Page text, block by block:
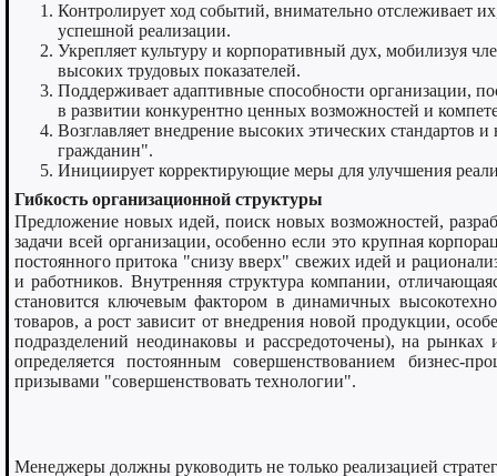
Контролирует ход событий, внимательно отслеживает
успешной реализации.
Укрепляет культуру и корпоративный дух, мобилизуя
высоких трудовых показателей.
Поддерживает адаптивные способности организации,
в развитии конкурентно ценных возможностей и
Возглавляет внедрение высоких этических стандартов
гражданин".
Инициирует корректирующие меры для улучшения
Гибкость организационной структуры
Предложение новых идей, поиск новых возможностей,
задачи всей организации, особенно если это крупная
постоянного притока "снизу вверх" свежих идей и
и работников. Внутренняя структура компании,
становится ключевым фактором в динамичных
товаров, а рост зависит от внедрения новой продукции,
подразделений неодинаковы и рассредоточены), на
определяется постоянным совершенствованием бизнес-
призывами "совершенствовать технологии".
Менеджеры должны руководить не только реализацией